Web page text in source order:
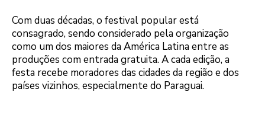
Com duas décadas, o festival popular está
consagrado, sendo considerado pela organização
como um dos maiores da América Latina entre as
produções com entrada gratuita. A cada edição, a
festa recebe moradores das cidades da região e dos
países vizinhos, especialmente do Paraguai.